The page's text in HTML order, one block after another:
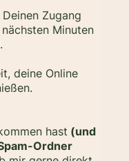
Zugang
Minuten
deine Online
hast (und
Ordner